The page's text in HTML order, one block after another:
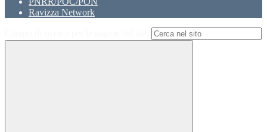
Ravizza Network